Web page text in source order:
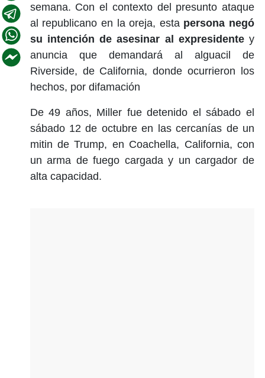
semana. Con el contexto del presunto ataque
al republicano en la oreja, esta persona negó
su intención de asesinar al expresidentey
anuncia que demandará al alguacil de
Riverside, de California, donde ocurrieron los
hechos, por difamación
De 49 años, Miller fue detenido el sábado el
sábado 12 de octubre en las cercanías de un
mitin de Trump, en Coachella, California, con
un arma de fuego cargada y un cargador de
alta capacidad.